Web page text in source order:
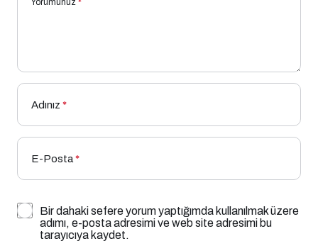
Adınız *
E-Posta*
Bir dahaki sefere yorum yaptığımda kullanılmak üzere
adımı, e-posta adresimi ve web site adresimi bu
tarayıcıya kaydet.